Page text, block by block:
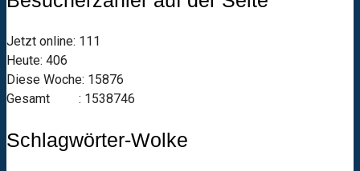
Jetzt online: 111
Heute: 406
Diese Woche: 15876
Gesamt : 1538746
Schlagwörter-Wolke